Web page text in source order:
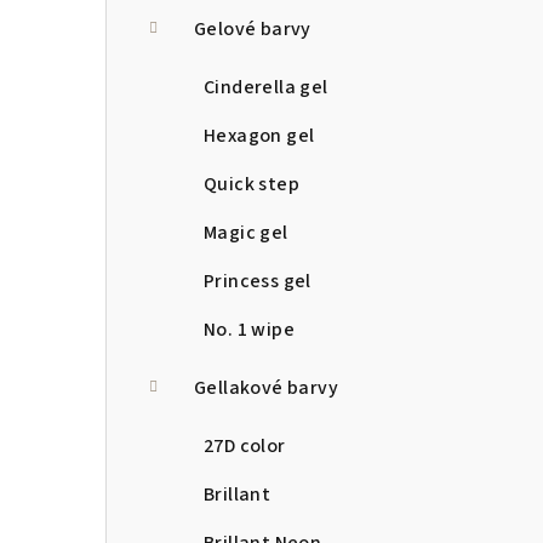
Gelové barvy
Cinderella gel
Hexagon gel
Quick step
Magic gel
Princess gel
No. 1 wipe
Gellakové barvy
27D color
Brillant